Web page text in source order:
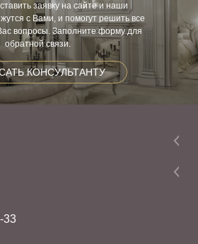
заявку на сайте и наши
с Вами, и помогут решить все
вопросы. Заполните форму для
обратной связи.
КОНСУЛЬТАНТУ
33